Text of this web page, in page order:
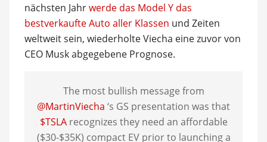
nächsten Jahrwerde das Model Y das
bestverkaufte Auto aller Klassen und Zeiten
weltweit sein, wiederholte Viecha eine zuvor von
CEO Musk abgegebene Prognose.
The most bullish message from
@MartinViecha ‘s GS presentation was that
$TSLArecognizes they need an affordable
($30-$35K) compact EV prior to launching a